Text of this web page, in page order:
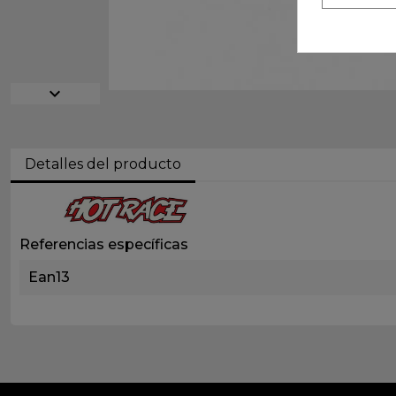
expand_more
Detalles del producto
Referencias específicas
Ean13